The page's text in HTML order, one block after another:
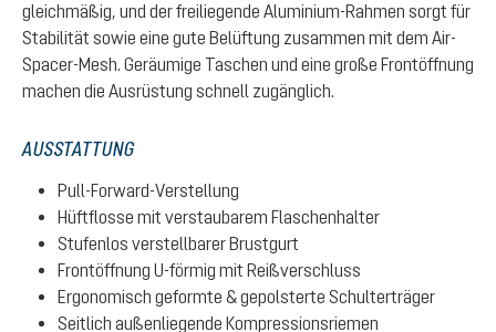
gleichmäßig, und der freiliegende Aluminium-Rahmen sorgt für
Stabilität sowie eine gute Belüftung zusammen mit dem Air-
Spacer-Mesh. Geräumige Taschen und eine große Frontöffnung
machen die Ausrüstung schnell zugänglich.
AUSSTATTUNG
Pull-Forward-Verstellung
Hüftflosse mit verstaubarem Flaschenhalter
Stufenlos verstellbarer Brustgurt
Frontöffnung U-förmig mit Reißverschluss
Ergonomisch geformte & gepolsterte Schulterträger
Seitlich außenliegende Kompressionsriemen